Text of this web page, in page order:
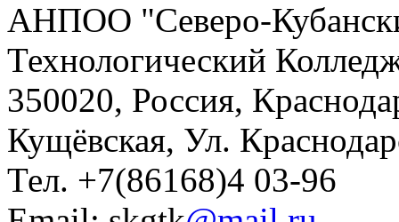
АНПОО "Северо-
Технологический
350020, Россия,
Кущёвская, Ул.
Тел. +7(86168)4 03-96